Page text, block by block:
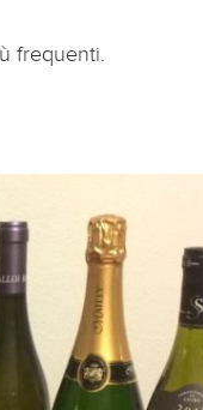
frequenti.